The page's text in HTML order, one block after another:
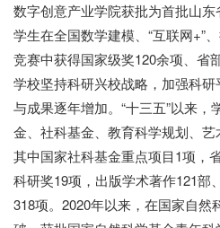
数字创意产业学院获批为首批山东
学生在全国数学建模、“互联网+”
竞赛中获得国家级奖120余项、省
学校坚持科研兴校战略，加强科
与成果逐年增加。 “十三五”以来，
金、社科基金、教育科学规划、艺
其中国家社科基金重点项目1项，
科研奖19项，出版学术著作121部
318项。2020年以来，在国家自然